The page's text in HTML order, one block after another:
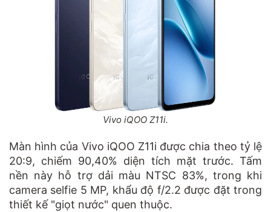
Vivo iQOO Z11i.
Màn hình của Vivo iQOO Z11i được chia theo tỷ lệ
20:9, chiếm 90,40% diện tích mặt trước. Tấm
nền này hỗ trợ dải màu NTSC 83%, trong khi
camera selfie 5 MP, khẩu độ f/2.2 được đặt trong
thiết kế "giọt nước" quen thuộc.